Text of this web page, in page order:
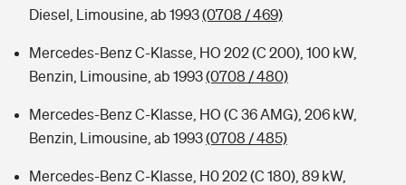
Diesel, Limousine, ab 1993(0708 / 469)
Mercedes-Benz C-Klasse, HO 202 (C 200), 100 kW,
Benzin, Limousine, ab 1993(0708 / 480)
Mercedes-Benz C-Klasse, HO (C 36 AMG), 206 kW,
Benzin, Limousine, ab 1993(0708 / 485)
Mercedes-Benz C-Klasse, H0 202 (C 180), 89 kW,